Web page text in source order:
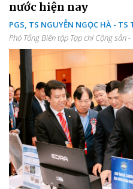
nước hiện nay
PGS, TS NGUYỄN NGỌC HÀ -
Phó Tổng Biên tập Tạp chí Cộng sản